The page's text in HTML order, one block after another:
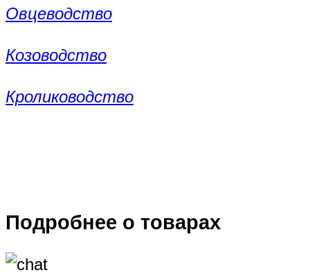
Овцеводство
Козоводство
Кролиководство
Подробнее о товарах